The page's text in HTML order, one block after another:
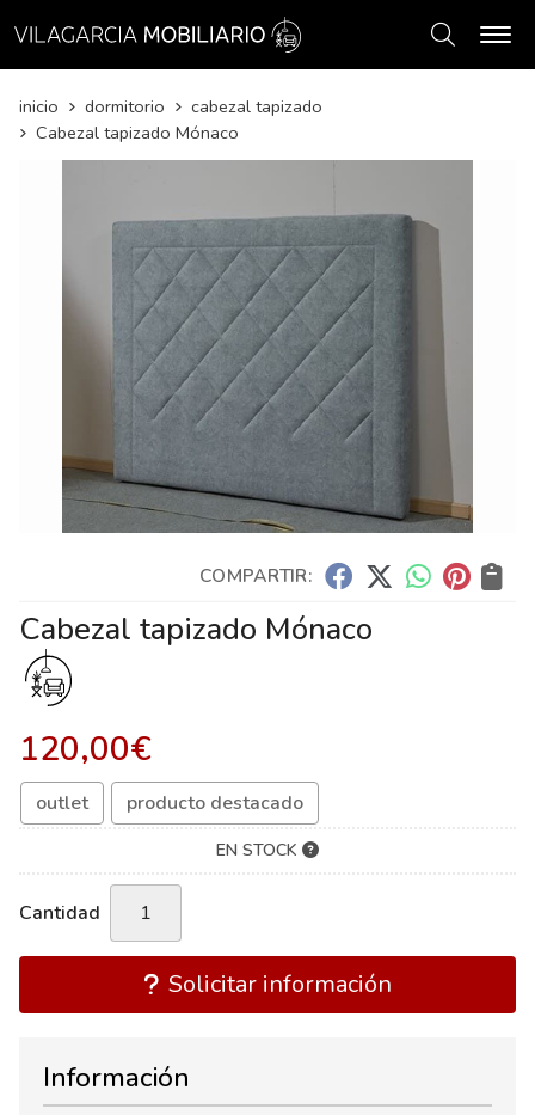
Buscar
inicio dormitorio
cabezal tapizado
Cabezal tapizado Mónaco
COMPARTIR:
Cabezal tapizado Mónaco
120,00€
outlet producto destacado
EN STOCK
Cantidad
Solicitar información
Información